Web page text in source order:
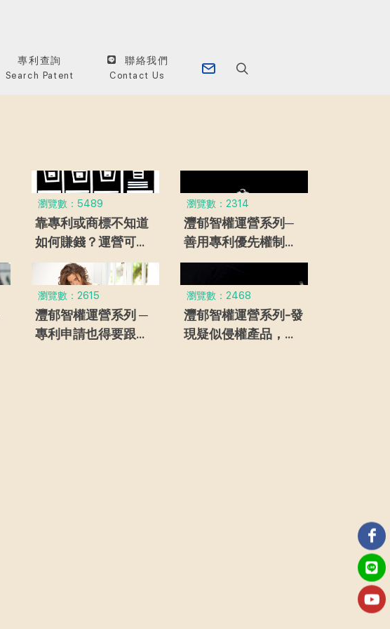
專利查詢
Search Patent
聯絡我們
Contact Us
瀏覽數：5489
靠專利或商標不知道
如何賺錢？運營可以
讓你賺飽飽？灃郁智
權告訴你~
瀏覽數：2314
灃郁智權運營系列─
善用專利優先權制度
將讓你的專利佈局策
瀏覽數：2615
灃郁智權運營系列 ─
專利申請也得要跟上
瀏覽數：2468
灃郁智權運營系列-發
現疑似侵權產品，原